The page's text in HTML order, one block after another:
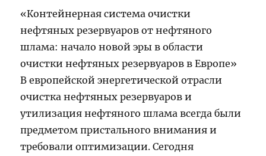
«Контейнерная система очистки
нефтяных резервуаров от нефтяного
шлама: начало новой эры в области
очистки нефтяных резервуаров в Европе»
В европейской энергетической отрасли
очистка нефтяных резервуаров и
утилизация нефтяного шлама всегда были
предметом пристального внимания и
требовали оптимизации. Сегодня